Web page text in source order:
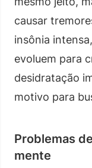
causar
insônia
evoluem para
desidratação
motivo para
Problemas
mente